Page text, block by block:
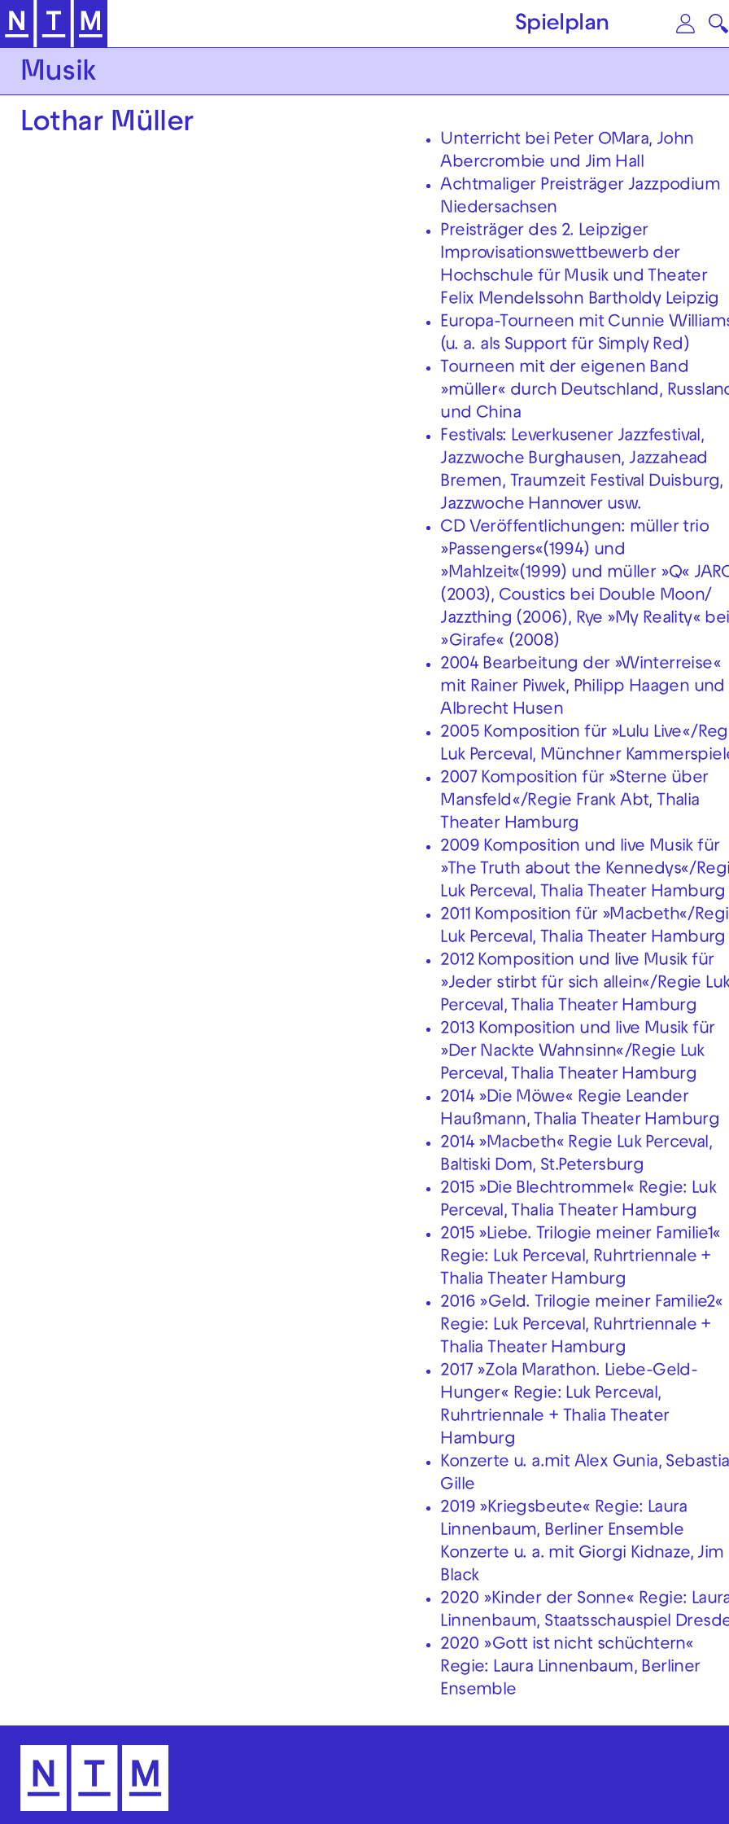
Zur Hauptnavigation springen Zum Hauptinhalt springen
Spielplan
Musik
Lothar Müller
Unterricht bei Peter O´Mara, John
Abercrombie und Jim Hall
Achtmaliger Preisträger Jazzpodium
Niedersachsen
Preisträger des 2. Leipziger
Improvisationswettbewerb der
Hochschule für Musik und Theater
Felix Mendelssohn Bartholdy Leipzig
Europa-Tourneen mit Cunnie
(u. a. als Support für Simply Red)
Tourneen mit der eigenen Band
»müller« durch Deutschland,
und China
Festivals: Leverkusener Jazzfestival,
Jazzwoche Burghausen, Jazzahead
Bremen, Traumzeit Festival Duisburg,
Jazzwoche Hannover usw.
CD Veröffentlichungen: müller trio
»Passengers«(1994) und
»Mahlzeit«(1999) und müller »Q«
(2003), Coustics bei Double Moon/
Jazzthing (2006), Rye »My Reality« bei
»Girafe« (2008)
2004 Bearbeitung der »Winterreise«
mit Rainer Piwek, Philipp Haagen und
Albrecht Husen
2005 Komposition für »Lulu Live«/
Luk Perceval, Münchner
2007 Komposition für »Sterne über
Mansfeld«/Regie Frank Abt, Thalia
Theater Hamburg
2009 Komposition und live Musik für
»The Truth about the Kennedys«/
Luk Perceval, Thalia Theater Hamburg
2011 Komposition für »Macbeth«/
Luk Perceval, Thalia Theater Hamburg
2012 Komposition und live Musik für
»Jeder stirbt für sich allein«/Regie
Perceval, Thalia Theater Hamburg
2013 Komposition und live Musik für
»Der Nackte Wahnsinn«/Regie Luk
Perceval, Thalia Theater Hamburg
2014 »Die Möwe« Regie Leander
Haußmann, Thalia Theater Hamburg
2014 »Macbeth« Regie Luk Perceval,
Baltiski Dom, St.Petersburg
2015 »Die Blechtrommel« Regie: Luk
Perceval, Thalia Theater Hamburg
2015 »Liebe. Trilogie meiner Familie1«
Regie: Luk Perceval, Ruhrtriennale +
Thalia Theater Hamburg
2016 »Geld. Trilogie meiner Familie2«
Regie: Luk Perceval, Ruhrtriennale +
Thalia Theater Hamburg
2017 »Zola Marathon. Liebe-Geld-
Hunger« Regie: Luk Perceval,
Ruhrtriennale + Thalia Theater
Hamburg
Konzerte u. a.mit Alex Gunia,
Gille
2019 »Kriegsbeute« Regie: Laura
Linnenbaum, Berliner Ensemble
Konzerte u. a. mit Giorgi Kidnaze, Jim
Black
2020 »Kinder der Sonne« Regie:
Linnenbaum, Staatsschauspiel
2020 »Gott ist nicht schüchtern«
Regie: Laura Linnenbaum, Berliner
Ensemble